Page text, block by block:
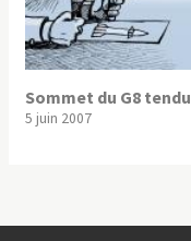
Sommet du G8 tendu
5 juin 2007